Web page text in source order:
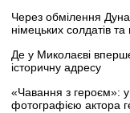
Через обмілення
німецьких солдатів
Де у Миколаєві
історичну адресу
«Чавання з героєм»:
фотографією актора